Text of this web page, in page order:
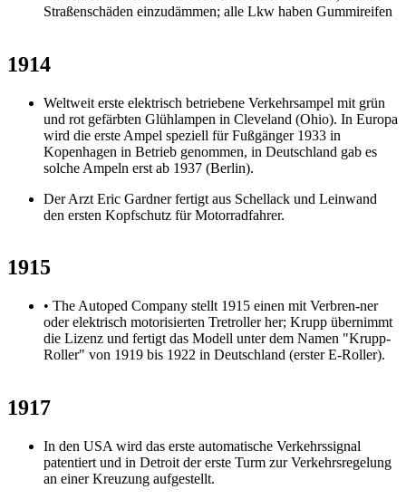
Straßenschäden einzudämmen; alle Lkw haben Gummireifen
1914
Weltweit erste elektrisch betriebene Verkehrsampel mit grün
und rot gefärbten Glühlampen in Cleveland (Ohio). In Europa
wird die erste Ampel speziell für Fußgänger 1933 in
Kopenhagen in Betrieb genommen, in Deutschland gab es
solche Ampeln erst ab 1937 (Berlin).
Der Arzt Eric Gardner fertigt aus Schellack und Leinwand
den ersten Kopfschutz für Motorradfahrer.
1915
• The Autoped Company stellt 1915 einen mit Verbren-ner
oder elektrisch motorisierten Tretroller her; Krupp übernimmt
die Lizenz und fertigt das Modell unter dem Namen "Krupp-
Roller" von 1919 bis 1922 in Deutschland (erster E-Roller).
1917
In den USA wird das erste automatische Verkehrssignal
patentiert und in Detroit der erste Turm zur Verkehrsregelung
an einer Kreuzung aufgestellt.